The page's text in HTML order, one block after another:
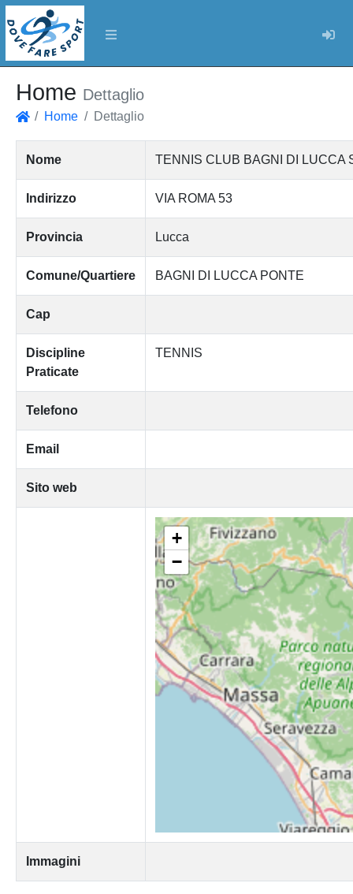
Home Dettaglio
Home Dettaglio
Nome TENNIS CLUB BAGNI DI LUCCA
Indirizzo VIA ROMA 53
Provincia Lucca
Comune/Quartiere BAGNI DI LUCCA PONTE
Cap
Discipline
Praticate
TENNIS
Telefono
Email
Sito web
+
−
Immagini